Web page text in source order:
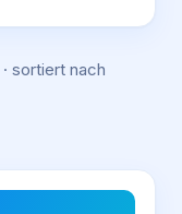
· sortiert nach